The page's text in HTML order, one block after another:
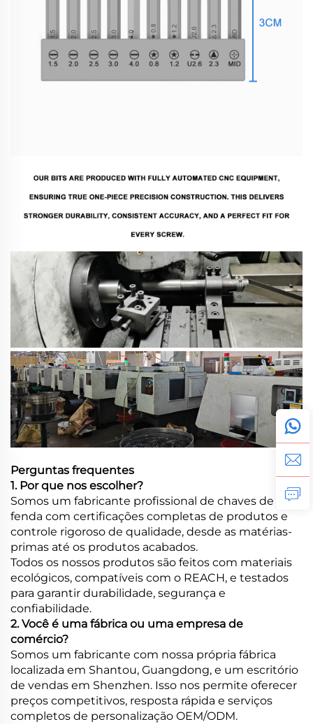
Perguntas frequentes
1. Por que nos escolher?
Somos um fabricante profissional de chaves de
fenda com certificações completas de produtos e
controle rigoroso de qualidade, desde as matérias-
primas até os produtos acabados.
Todos os nossos produtos são feitos com materiais
ecológicos, compatíveis com o REACH, e testados
para garantir durabilidade, segurança e
confiabilidade.
2. Você é uma fábrica ou uma empresa de
comércio?
Somos um fabricante com nossa própria fábrica
localizada em Shantou, Guangdong, e um escritório
de vendas em Shenzhen. Isso nos permite oferecer
preços competitivos, resposta rápida e serviços
completos de personalização OEM/ODM.